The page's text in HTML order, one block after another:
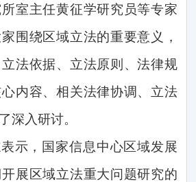
室主任黄征学研究员等专家
围绕区域立法的重要意义，
法依据、立法原则、法律规
内容、相关法律协调、立法
深入研讨。
示，国家信息中心区域发展
展区域立法重大问题研究的